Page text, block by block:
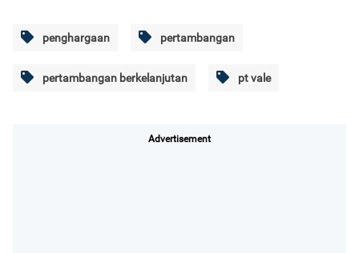
penghargaan pertambangan
pertambangan berkelanjutan pt vale
Advertisement